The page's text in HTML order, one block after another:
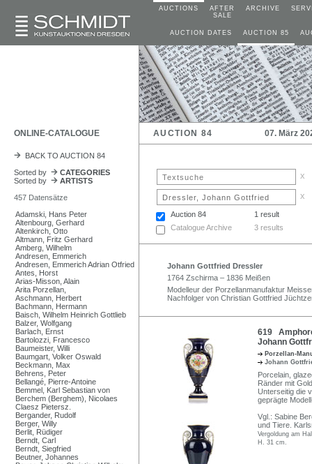
AUCTIONS
AFTER
SALE
ARCHIVE
AUCTION DATES AUCTION 85
ONLINE-CATALOGUE AUCTION 84 07. März
BACK TO AUCTION 84
Sorted by
CATEGORIES
Sorted by
ARTISTS
457 Datensätze
Adamski, Hans Peter
Altenbourg, Gerhard
Altenkirch, Otto
Altmann, Fritz Gerhard
Amberg, Wilhelm
Andresen, Emmerich
Andresen, Emmerich Adrian Otfried
Antes, Horst
Arias-Misson, Alain
Arita Porzellan,
Aschmann, Herbert
Bachmann, Hermann
Baisch, Wilhelm Heinrich Gottlieb
Balzer, Wolfgang
Barlach, Ernst
Bartolozzi, Francesco
Baumeister, Willi
Baumgart, Volker Oswald
Beckmann, Max
Behrens, Peter
Bellangé, Pierre-Antoine
Bemmel, Karl Sebastian von
Berchem (Berghem), Nicolaes
Claesz Pietersz.
Bergander, Rudolf
Berger, Willy
Berlit, Rüdiger
Berndt, Carl
Berndt, Siegfried
Beutner, Johannes
x
x
Auction 84
1 result
Catalogue Archive
3 results
Johann Gottfried Dressler
1764 Zschirma – 1836 Meißen
Modelleur der Porzellanmanufaktur
Nachfolger von Christian Gottfried
619
Johann
Porzellan-
Johann
Porcelain,
Ränder mit
Unterseitig die
geprägte
Vgl.: Sabine
und Tiere.
Vergoldung am
H. 31 cm.